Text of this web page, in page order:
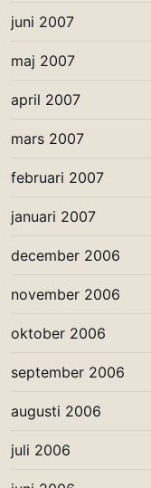
juni 2007
maj 2007
april 2007
mars 2007
februari 2007
januari 2007
december 2006
november 2006
oktober 2006
september 2006
augusti 2006
juli 2006